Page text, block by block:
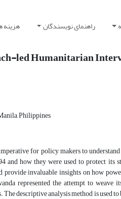
راهنمای نویسندگان هزینه
led Humanitarian
Philippines
for policy makers to
and how they were used to protect its
invaluable insights on how
represented the attempt to weave
descriptive analysis method is used